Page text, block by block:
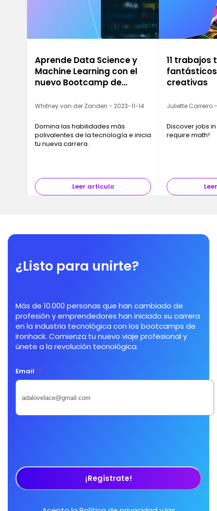
Aprende Data Science y
Machine Learning con el
nuevo Bootcamp de
Whitney van der Zanden - 2023-11-14
Domina las habilidades más
polivalentes de la tecnología e inicia
tu nueva carrera.
Leer artículo
11 trabajos
creativas
Juliette Carreiro
Discover jobs
require math!
¿Listo para unirte?
Más de 10.000 personas que han cambiado de
profesión y emprendedores han iniciado su carrera
en la industria tecnológica con los bootcamps de
Ironhack. Comienza tu nuevo viaje profesional y
únete a la revolución tecnológica.
Email *
¡Regístrate!